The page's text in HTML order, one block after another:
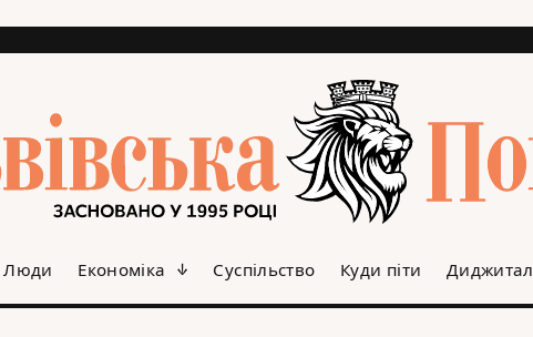
Люди Економіка Суспільство Куди піти Диджитал